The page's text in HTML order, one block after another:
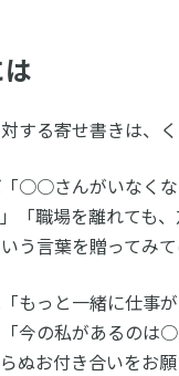
する寄せ書きは、
○○さんがいなく
「職場を離れても
う言葉を贈ってみて
もっと一緒に仕
今の私があるの
ぬお付き合いをお